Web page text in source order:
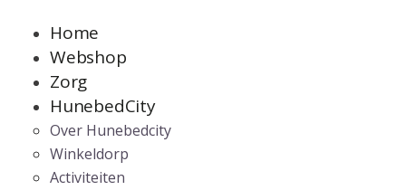
Home
Webshop
Zorg
HunebedCity
Over Hunebedcity
Winkeldorp
Activiteiten